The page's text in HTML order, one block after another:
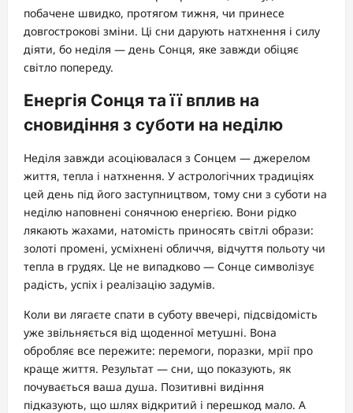
побачене швидко, протягом тижня, чи принесе
довгострокові зміни. Ці сни дарують натхнення і силу
діяти, бо неділя — день Сонця, яке завжди обіцяє
світло попереду.
Енергія Сонця та її вплив на
сновидіння з суботи на неділю
Неділя завжди асоціювалася з Сонцем — джерелом
життя, тепла і натхнення. У астрологічних традиціях
цей день під його заступництвом, тому сни з суботи на
неділю наповнені сонячною енергією. Вони рідко
лякають жахами, натомість приносять світлі образи:
золоті промені, усміхнені обличчя, відчуття польоту чи
тепла в грудях. Це не випадково — Сонце символізує
радість, успіх і реалізацію задумів.
Коли ви лягаєте спати в суботу ввечері, підсвідомість
уже звільняється від щоденної метушні. Вона
обробляє все пережите: перемоги, поразки, мрії про
краще життя. Результат — сни, що показують, як
почувається ваша душа. Позитивні видіння
підказують, що шлях відкритий і перешкод мало. А